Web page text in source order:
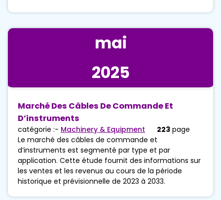
mai
2025
Marché Des Câbles De Commande Et
D’instruments
catégorie :- Machinery & Equipment 223 page
Le marché des câbles de commande et
d’instruments est segmenté par type et par
application. Cette étude fournit des informations sur
les ventes et les revenus au cours de la période
historique et prévisionnelle de 2023 à 2033.